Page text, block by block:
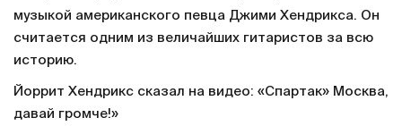
музыкой американского певца Джими Хендрикса. Он
считается одним из величайших гитаристов за всю
историю.
Йоррит Хендрикс сказал на видео: «Спартак» Москва,
давай громче!»